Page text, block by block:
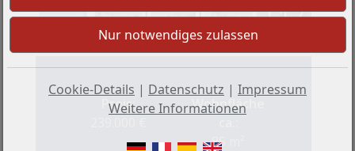
+17
Preis:
Wohnfläche
85 m²
Cookie-Details | Datenschutz | Impressum
Weitere Informationen